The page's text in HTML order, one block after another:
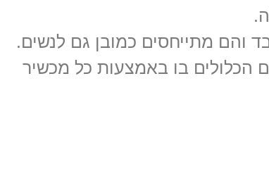
והם מתייחסים כמובן גם לנשים.
הכלולים בו באמצעות כל מכשיר